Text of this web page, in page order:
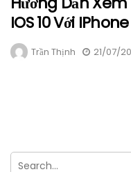
IOS 10 Với
Trần Thịnh 21/07/